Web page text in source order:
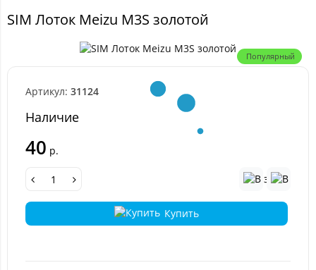
SIM Лоток Meizu M3S золотой
Популярный
Артикул: 31124
Наличие
40 р.
Купить